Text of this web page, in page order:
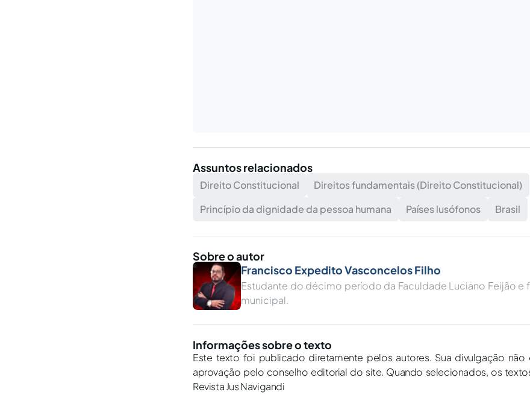
Assuntos relacionados
Direito Constitucional
Direitos fundamentais (Direito Constitucional)
Princípio da dignidade da pessoa humana
Países lusófonos Brasil
Sobre o autor
Francisco Expedito Vasconcelos Filho
Estudante do décimo período da Faculdade Luciano Feijão e
municipal.
Informações sobre o texto
Este texto foi publicado diretamente pelos autores. Sua divulgação não
aprovação pelo conselho editorial do site. Quando selecionados, os
Revista Jus Navigandi